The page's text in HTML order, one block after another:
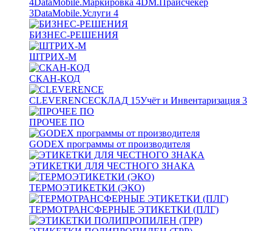
4DataMobile.Маркировка 4DM.Прайсчекер
3DataMobile.Услуги 4
БИЗНЕС-РЕШЕНИЯ
ШТРИХ-М
СКАН-КОД
CLEVERENCEСКЛАД 15Учёт и Инвентаризация 3
ПРОЧЕЕ ПО
GODEX программы от производителя
ЭТИКЕТКИ ДЛЯ ЧЕСТНОГО ЗНАКА
ТЕРМОЭТИКЕТКИ (ЭКО)
ТЕРМОТРАНСФЕРНЫЕ ЭТИКЕТКИ (ПЛГ)